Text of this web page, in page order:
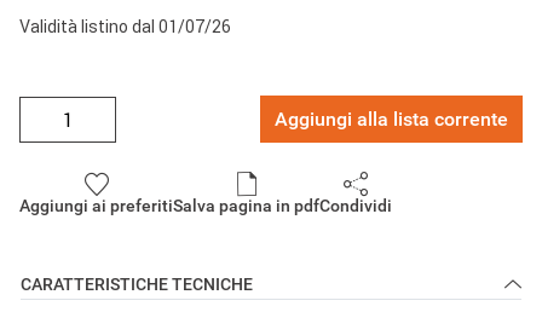
Validità listino dal 01/07/26
Aggiungi alla lista corrente
Aggiungi ai preferitiSalva pagina in pdfCondividi
CARATTERISTICHE TECNICHE